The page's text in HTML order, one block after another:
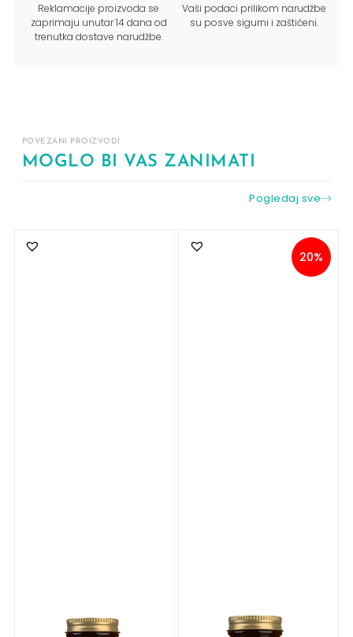
Reklamacije proizvoda se
zaprimaju unutar 14 dana od
trenutka dostave narudžbe.
Vaši podaci prilikom narudžbe
su posve sigurni i zaštićeni.
POVEZANI PROIZVODI
MOGLO BI VAS ZANIMATI
Pogledaj sve
20%